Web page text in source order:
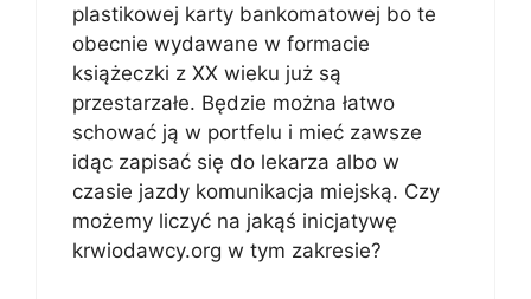
plastikowej karty bankomatowej bo te
obecnie wydawane w formacie
książeczki z XX wieku już są
przestarzałe. Będzie można łatwo
schować ją w portfelu i mieć zawsze
idąc zapisać się do lekarza albo w
czasie jazdy komunikacja miejską. Czy
możemy liczyć na jakąś inicjatywę
krwiodawcy.org w tym zakresie?